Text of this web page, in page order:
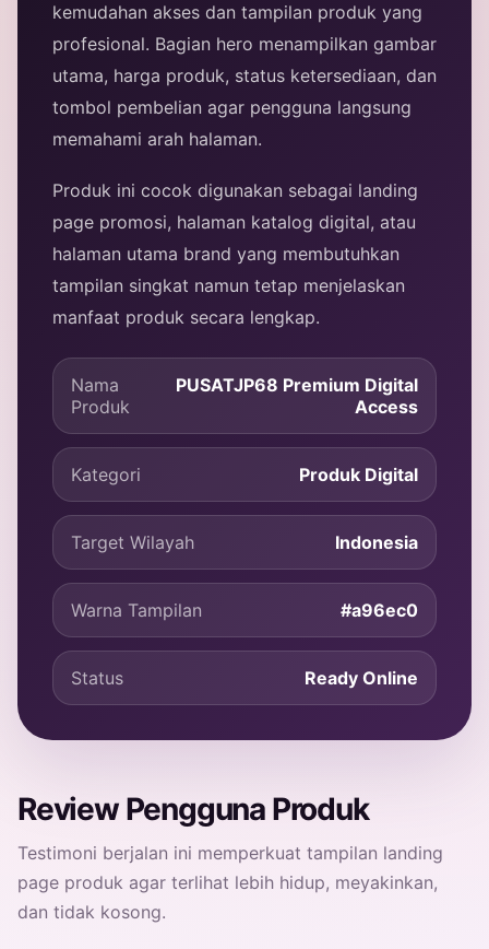
kemudahan akses dan tampilan produk yang
profesional. Bagian hero menampilkan gambar
utama, harga produk, status ketersediaan, dan
tombol pembelian agar pengguna langsung
memahami arah halaman.
Produk ini cocok digunakan sebagai landing
page promosi, halaman katalog digital, atau
halaman utama brand yang membutuhkan
tampilan singkat namun tetap menjelaskan
manfaat produk secara lengkap.
Nama
Produk
PUSATJP68 Premium Digital
Access
Kategori Produk Digital
Target Wilayah Indonesia
Warna Tampilan #a96ec0
Status Ready Online
Review Pengguna Produk
Testimoni berjalan ini memperkuat tampilan landing
page produk agar terlihat lebih hidup, meyakinkan,
dan tidak kosong.